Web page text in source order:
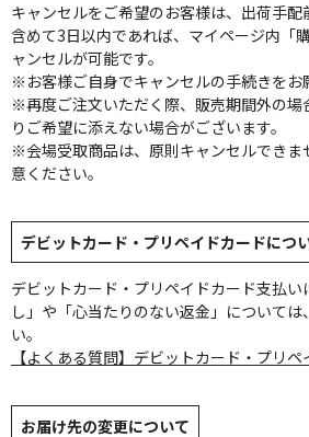
キャンセルをご希望のお客様は、出荷手
含めて3日以内であれば、マイページ内「
ャンセルが可能です。
※お客様ご自身でキャンセルの手続きをお
※再度ご注文いただく際、販売期間外の場
りご希望に添えない場合がございます。
※会場受取商品は、原則キャンセルできま
意ください。
デビットカード・プリペイドカードにつ
デビットカード・プリペイドカード支払い
し」や「心当たりのない返金」について
い。
【よくある質問】デビットカード・プリ
お届け先の変更について